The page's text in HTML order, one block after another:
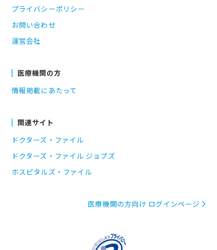
プライバシーポリシー
お問い合わせ
運営会社
医療機関の方
情報掲載にあたって
関連サイト
ドクターズ・ファイル
ドクターズ・ファイル ジョブズ
ホスピタルズ・ファイル
医療機関の方向け ログインページ